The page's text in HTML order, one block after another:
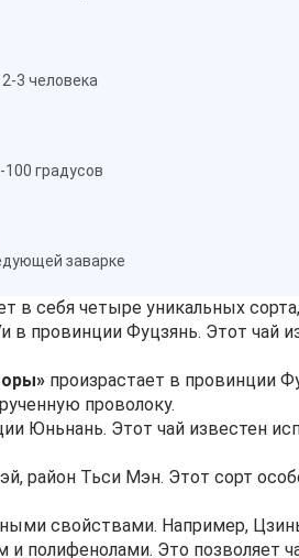
3 человека
градусов
заварке
в себя четыре уникальных
в провинции Фуцзянь. Этот чай
произрастает в провинции
проволоку.
Юньнань. Этот чай известен
район Тьси Мэн. Этот сорт
свойствами. Например,
полифенолами. Это позволяет